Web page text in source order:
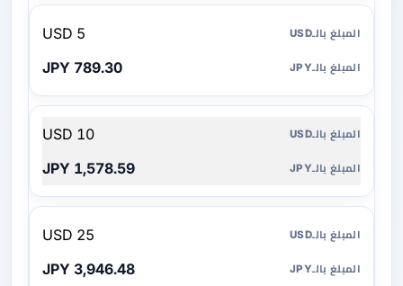
5 USD
789.30 JPY
10 USD
1,578.59 JPY
25 USD
3,946.48 JPY